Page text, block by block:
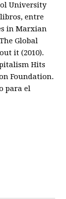
University
entre
in Marxian
Global
it (2010).
Hits
Foundation.
para el